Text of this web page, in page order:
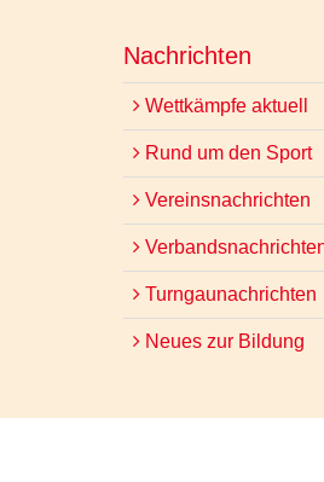
Nachrichten
Wettkämpfe aktuell
Rund um den Sport
Vereinsnachrichten
Turngaunachrichten
Neues zur Bildung